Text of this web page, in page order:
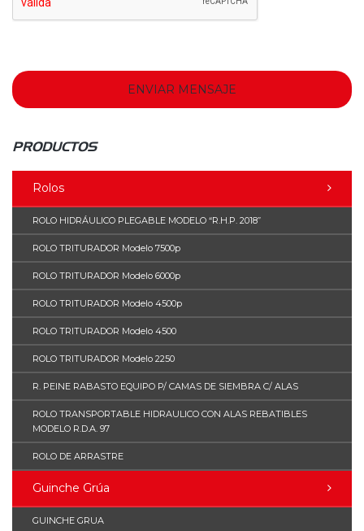
PRODUCTOS
Rolos
ROLO HIDRÁULICO PLEGABLE MODELO “R.H.P. 2018”
ROLO TRITURADOR Modelo 7500p
ROLO TRITURADOR Modelo 6000p
ROLO TRITURADOR Modelo 4500p
ROLO TRITURADOR Modelo 4500
ROLO TRITURADOR Modelo 2250
R. PEINE RABASTO EQUIPO P/ CAMAS DE SIEMBRA C/ ALAS
ROLO TRANSPORTABLE HIDRAULICO CON ALAS REBATIBLES
MODELO R.D.A. 97
ROLO DE ARRASTRE
Guinche Grúa
GUINCHE GRUA